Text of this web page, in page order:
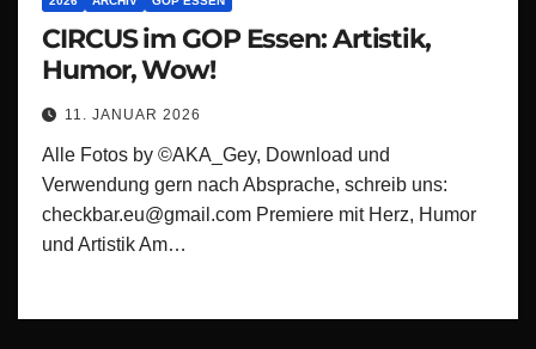
CIRCUS im GOP Essen: Artistik,
Humor, Wow!
11. JANUAR 2026
Alle Fotos by ©AKA_Gey, Download und
Verwendung gern nach Absprache, schreib uns:
checkbar.eu@gmail.com Premiere mit Herz, Humor
und Artistik Am…